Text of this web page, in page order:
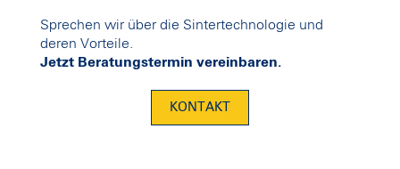
Sprechen wir über die Sintertechnologie und
deren Vorteile.
Jetzt Beratungstermin vereinbaren.
KONTAKT